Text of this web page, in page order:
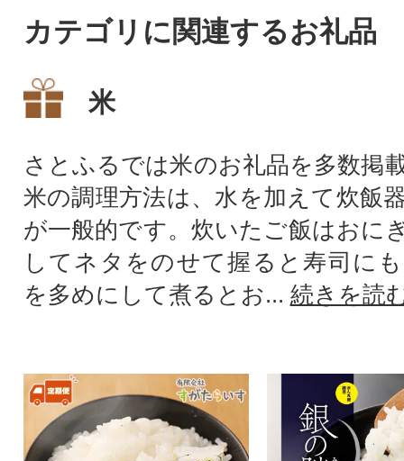
カテゴリに関連するお礼品
米
さとふるでは米のお礼品を多数掲
米の調理方法は、水を加えて炊飯
が一般的です。炊いたご飯はおに
してネタをのせて握ると寿司に
を多めにして煮るとお... 続きを読